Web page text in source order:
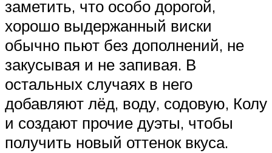
заметить, что особо дорогой,
хорошо выдержанный виски
обычно пьют без дополнений, не
закусывая и не запивая. В
остальных случаях в него
добавляют лёд, воду, содовую, Колу
и создают прочие дуэты, чтобы
получить новый оттенок вкуса.